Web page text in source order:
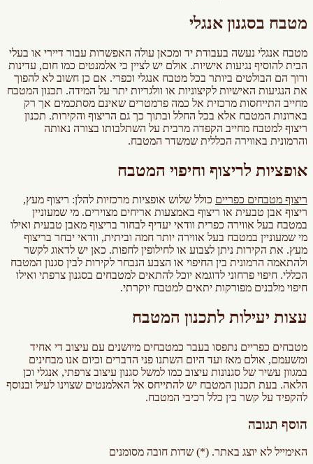
מטבח בסגנון אנגלי
מטבח אנגלי נעשה בעבודת יד ומכאן עולה האפשרות עבור דיירי או בעלי
הבית להוסיף נגיעות אישיות. אולם יש לציין כי אלמנטים כמו חום, עדינות
ורוך הם הבולטים ביותר בכל מטבח אנגלי וכפרי. אם כן חשוב לא להפוך
את הנגיעות האישיות לקיצוניות או וולגריות יתר על המידה. תכנון המטבח
מחייב התייחסות מרכזית אל כמה פרמטרים שאינם מסתכמים אך רק
בארונות המטבח אלא בכל החלל ובתוך כך גם הריצוף והקירות. תכנון
ריצוף למטבח מחייב הקפדה מרבית על השתלבותו בצורה נאותה
והרמונית באווירה הכללית שמשדר המטבח.
אופציות לריצוף וחיפוי המטבח
ריצוף מטבחים כפריים כולל שלוש אופציות מרכזיות להלן: ריצוף מעץ,
ריצוף אבן טבעית או ריצוף באמצעות אריחים מצוירים. מי שמעוניין
במטבח בעל אווירה כפרית וודאי יעדיף לבחור בריצוף מאבן טבעית ואילו
מי שמעוניין במטבח בעל אווירה יותר חמה וביתית, וודאי יבחר בריצוף
מעץ. את הקירות ניתן לצבוע או לחילופין לחפות. כאן יש לדאוג לקשר
ולהתאמה הרמונית בין החיפוי או הצבע הנבחר לקירות לבין סגנון המטבח
הכללי. חיפוי פרחוני לדוגמא יוכל להתאים למטבחים בסגנון צרפתי ואילו
חיפוי מלבנים מפורקות יתאים למטבח יוקרתי.
עצות יעילות לתכנון המטבח
מטבחים כפריים נתפסו בעבר כמטבחים מיושנים עם עיצוב די אחיד
ומשעמם, אולם מאז ועד היום השתנו פני הדברים וכיום אנו מבחינים
במגוון עשיר של סגנונות עיצוב כמו למשל סגנון עיצוב צרפתי, אנגלי וכן
הלאה. בעת תכנון המטבח יש להתייחס אל האלמנטים שצוינו לעיל ובנוסף
להקפיד על קשר בין כלל רכיבי המטבח.
הוסף תגובה
האימייל לא יוצג באתר. (
*) שדות חובה מסומנים